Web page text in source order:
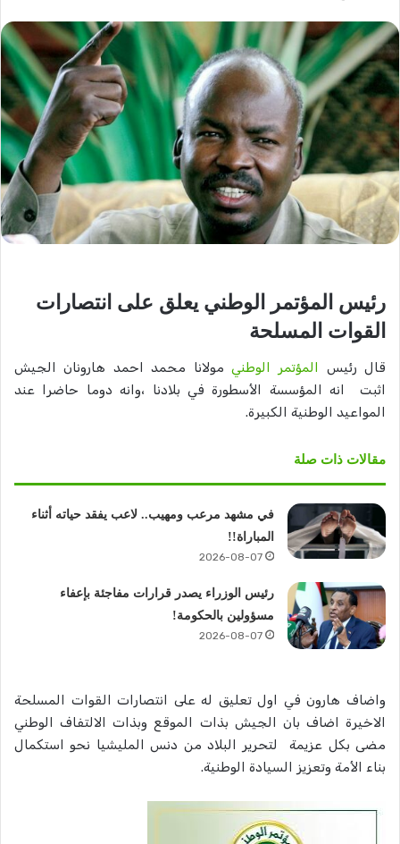
رئيس المؤتمر الوطني يعلق على انتصارات
القوات المسلحة
قال رئيس المؤتمر الوطني مولانا محمد احمد هارونان الجيش
اثبت انه المؤسسة الأسطورة في بلادنا ،وانه دوما حاضرا عند
المواعيد الوطنية الكبيرة.
مقالات ذات صلة
في مشهد مرعب ومهيب.. لاعب يفقد حياته أثناء
المباراة!!
2026-08-07
رئيس الوزراء يصدر قرارات مفاجئة بإعفاء
مسؤولين بالحكومة!
2026-08-07
واضاف هارون في اول تعليق له على انتصارات القوات المسلحة
الاخيرة اضاف بان الجيش بذات الموقع وبذات الالتفاف الوطني
مضى بكل عزيمة لتحرير البلاد من دنس المليشيا نحو استكمال
بناء الأمة وتعزيز السيادة الوطنية.